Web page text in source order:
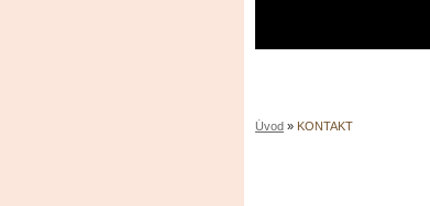
Úvod » KONTAKT